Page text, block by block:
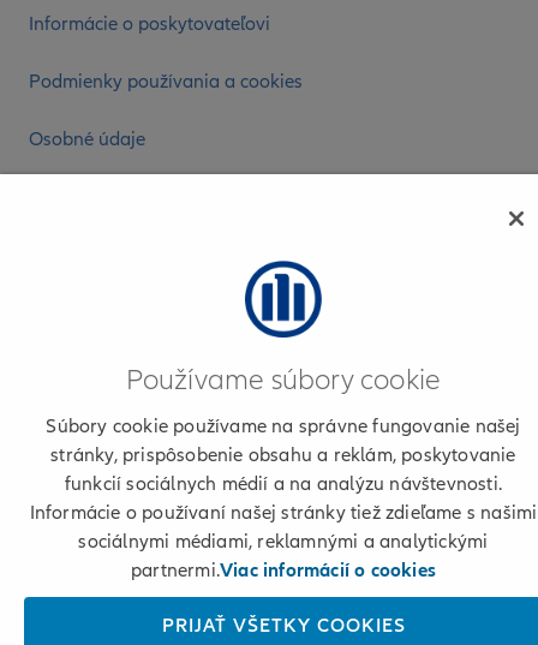
Informácie o poskytovateľovi
Podmienky používania a cookies
Osobné údaje
Používame súbory cookie
Súbory cookie používame na správne fungovanie našej
stránky, prispôsobenie obsahu a reklám, poskytovanie
funkcií sociálnych médií a na analýzu návštevnosti.
Informácie o používaní našej stránky tiež zdieľame s našimi
sociálnymi médiami, reklamnými a analytickými
partnermi.Viac informácií o cookies
PRIJAŤ VŠETKY COOKIES